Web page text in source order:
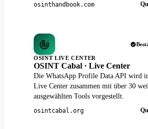
osinthandbook.com
OSINT LIVE CENTER
OSINT Cabal · Live Center
Die WhatsApp Profile Data API wird
Live Center zusammen mit über 30
ausgewählten Tools vorgestellt.
osintcabal.org